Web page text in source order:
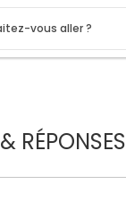
vous aller ?
RÉPONSES